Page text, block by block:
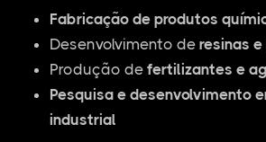
Fabricação de produtos
Desenvolvimento de resinas
Produção de fertilizantes e
Pesquisa e desenvolvimento
industrial